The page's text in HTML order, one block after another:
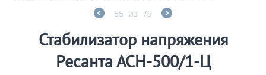
55 из 79
Стабилизатор напряжения
Ресанта АСН-500/1-Ц